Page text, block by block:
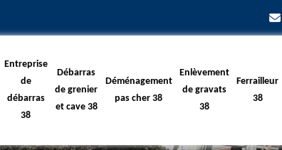
Entreprise
de
débarras
38
Débarras
de grenier
et cave 38
Déménagement
pas cher 38
Enlèvement
de gravats
38
Ferrailleur
38